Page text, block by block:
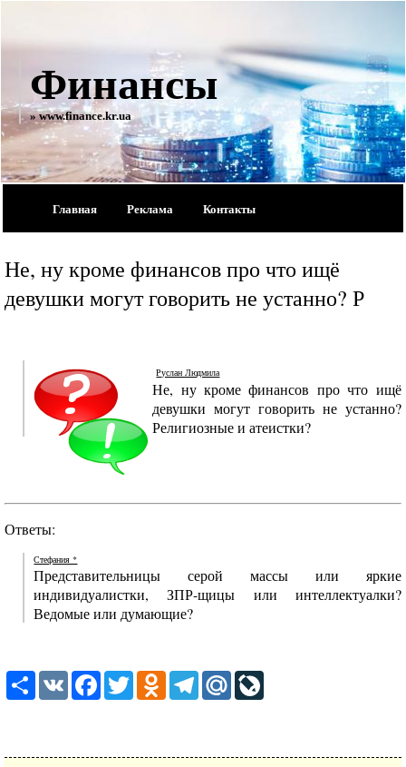
Финансы
» www.finance.kr.ua
Главная Реклама Контакты
Не, ну кроме финансов про что ищё
девушки могут говорить не устанно? Р
Руслан Людмила
Не, ну кроме финансов про что ищё
девушки могут говорить не устанно?
Религиозные и атеистки?
Ответы:
Стефания *
Представительницы серой массы или яркие
индивидуалистки, ЗПР-щицы или интеллектуалки?
Ведомые или думающие?
ShareVK FacebookTwitterOdnoklassniki
TelegramMail.Ru